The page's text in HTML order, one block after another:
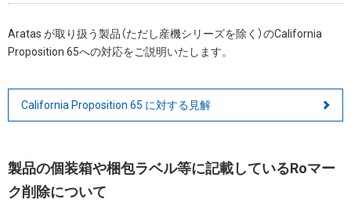
Aratas が取り扱う製品（ただし産機シリーズを除く）のCalifornia
Proposition 65への対応をご説明いたします。
California Proposition 65 に対する見解
製品の個装箱や梱包ラベル等に記載しているRoマー
ク削除について